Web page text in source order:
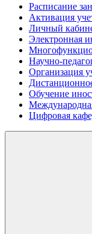
Расписание
Активация
Личный
Электронная
Научно-
Организация
Обучение
Цифровая